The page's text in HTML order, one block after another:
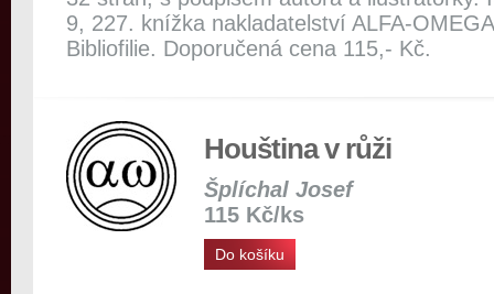
9, 227. knížka nakladatelství ALFA-
Bibliofilie. Doporučená cena 115,- Kč.
Houština v růži
Šplíchal Josef
115 Kč/ks
Do košíku